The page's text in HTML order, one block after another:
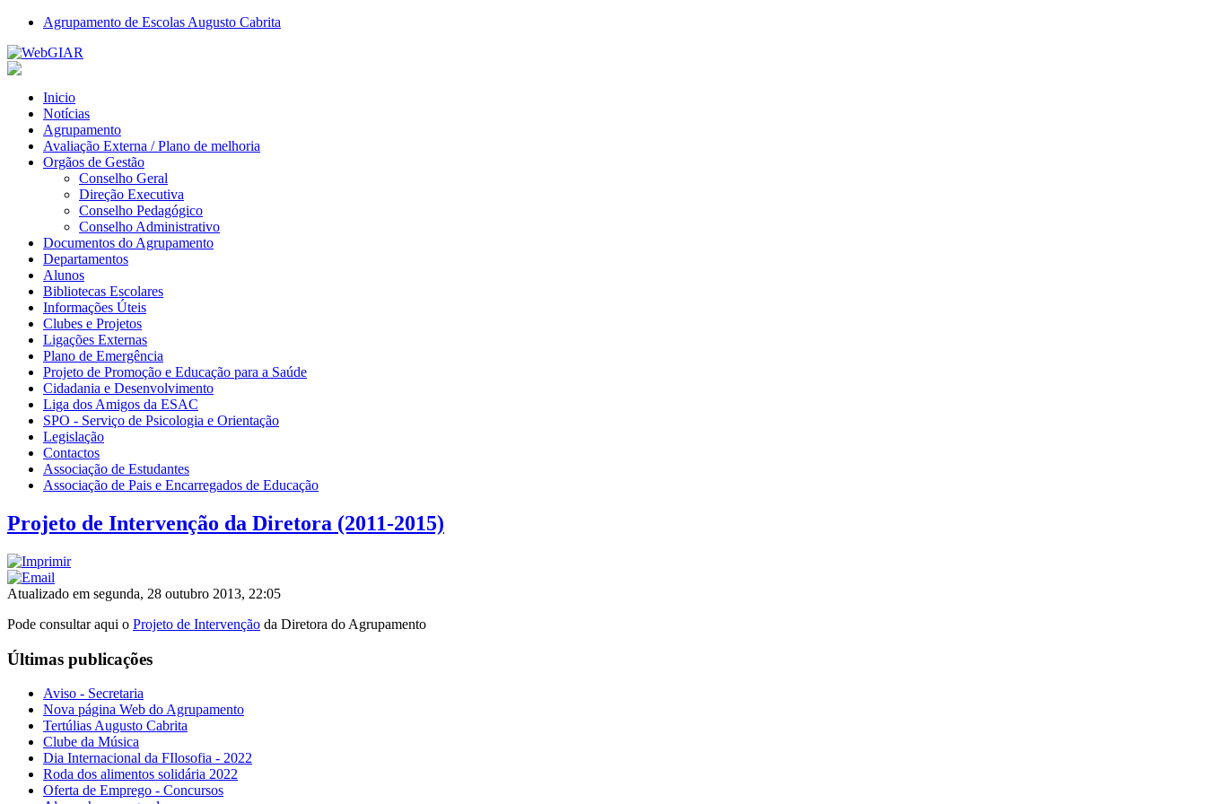
Agrupamento de Escolas Augusto Cabrita
Inicio
Notícias
Agrupamento
Avaliação Externa / Plano de melhoria
Orgãos de Gestão
Conselho Geral
Direção Executiva
Conselho Pedagógico
Conselho Administrativo
Documentos do Agrupamento
Departamentos
Alunos
Bibliotecas Escolares
Informações Úteis
Clubes e Projetos
Ligações Externas
Plano de Emergência
Projeto de Promoção e Educação para a Saúde
Cidadania e Desenvolvimento
Liga dos Amigos da ESAC
SPO - Serviço de Psicologia e Orientação
Legislação
Contactos
Associação de Estudantes
Associação de Pais e Encarregados de Educação
Projeto de Intervenção da Diretora (2011-2015)
Atualizado em segunda, 28 outubro 2013, 22:05
Pode consultar aqui o Projeto de Intervenção da Diretora do Agrupamento
Últimas publicações
Aviso - Secretaria
Nova página Web do Agrupamento
Tertúlias Augusto Cabrita
Clube da Música
Dia Internacional da FIlosofia - 2022
Roda dos alimentos solidária 2022
Oferta de Emprego - Concursos